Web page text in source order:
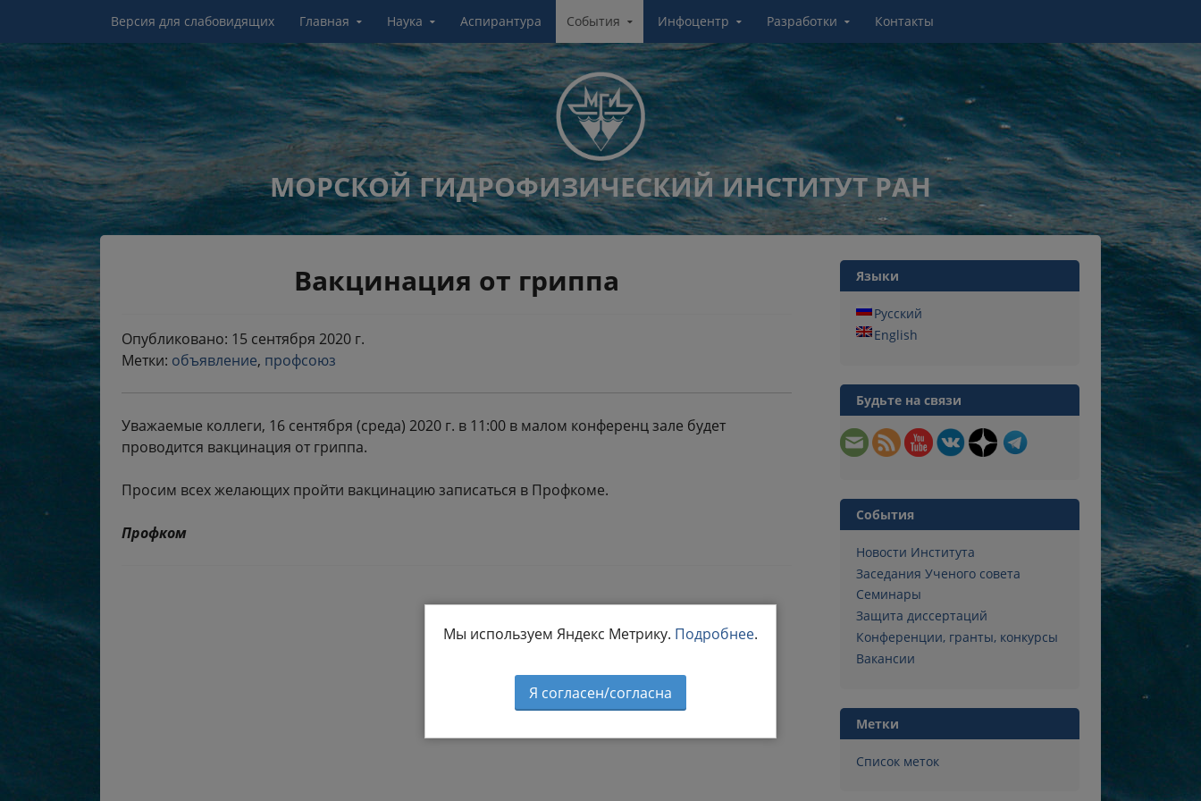
Версия для слабовидящих Главная Наука Аспирантура События Инфоцентр Разработки Контакты
МОРСКОЙ ГИДРОФИЗИЧЕСКИЙ ИНСТИТУТ РАН
Вакцинация от гриппа
Опубликовано: 15 сентября 2020 г.
Метки: объявление, профсоюз
Уважаемые коллеги, 16 сентября (среда) 2020 г. в 11:00 в малом конференц зале будет
проводится вакцинация от гриппа.
Просим всех желающих пройти вакцинацию записаться в Профкоме.
Профком
Языки
Русский
English
Будьте на связи
События
Новости Института
Заседания Ученого совета
Семинары
Защита диссертаций
Конференции, гранты, конкурсы
Вакансии
Метки
Список меток
Мы используем Яндекс Метрику. Подробнее.
Я согласен/согласна